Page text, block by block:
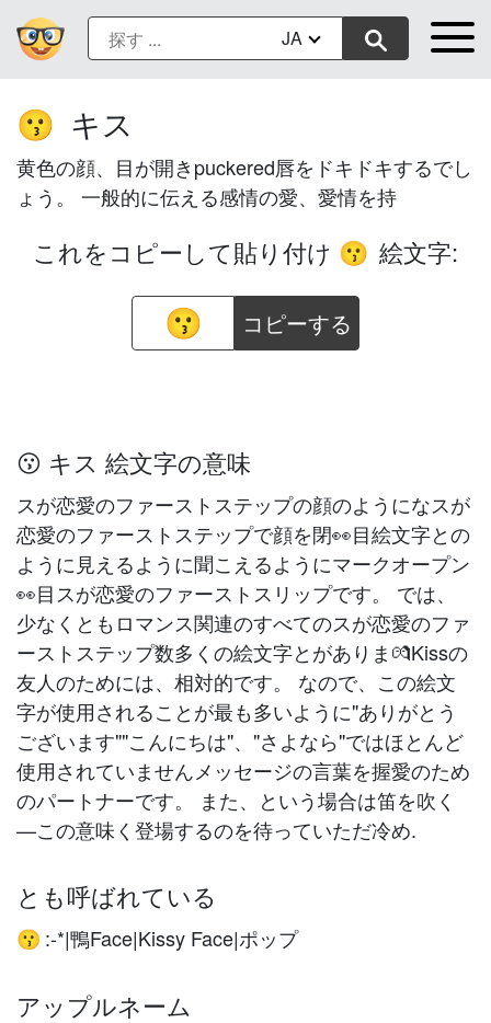
JA
😗 キス
黄色の顔、目が開きpuckered唇をドキドキするでし
ょう。 一般的に伝える感情の愛、愛情を持
これをコピーして貼り付け 😗 絵文字:
コピーする
😗 キス 絵文字の意味
スが恋愛のファーストステップの顔のようになスが
恋愛のファーストステップで顔を閉👀目絵文字との
ように見えるように聞こえるようにマークオープン
👀目スが恋愛のファーストスリップです。 では、
少なくともロマンス関連のすべてのスが恋愛のファ
ーストステップ数多くの絵文字とがありま💏Kissの
友人のためには、相対的です。 なので、この絵文
字が使用されることが最も多いように"ありがとう
ございます""こんにちは"、"さよなら"ではほとんど
使用されていませんメッセージの言葉を握️️愛のため
のパートナーです。 また、という場合は笛を吹く
—この意味く登場するのを待っていただ冷め.
とも呼ばれている
😗 :-*|鴨Face|Kissy Face|ポップ
アップルネーム